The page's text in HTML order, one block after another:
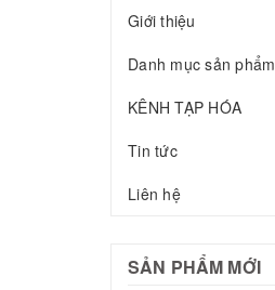
Giới thiệu
Danh mục sản phẩm
KÊNH TẠP HÓA
Tin tức
Liên hệ
SẢN PHẨM MỚI